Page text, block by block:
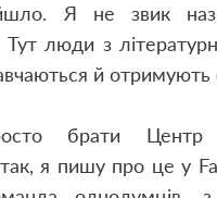
Я не звик
люди з
й отримують
брати Центр
я пишу про це у